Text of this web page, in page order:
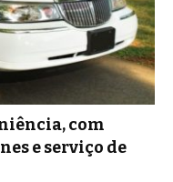
com
e serviço de